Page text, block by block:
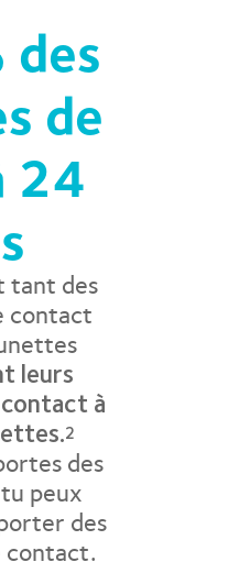
de
24
tant des
contact
leurs
à
2
des
peux
des
contact.